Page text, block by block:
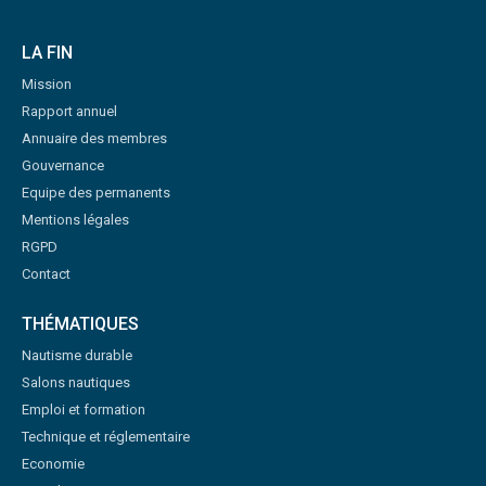
LA FIN
Mission
Rapport annuel
Annuaire des membres
Gouvernance
Equipe des permanents
Mentions légales
RGPD
Contact
THÉMATIQUES
Nautisme durable
Salons nautiques
Emploi et formation
Technique et réglementaire
Economie